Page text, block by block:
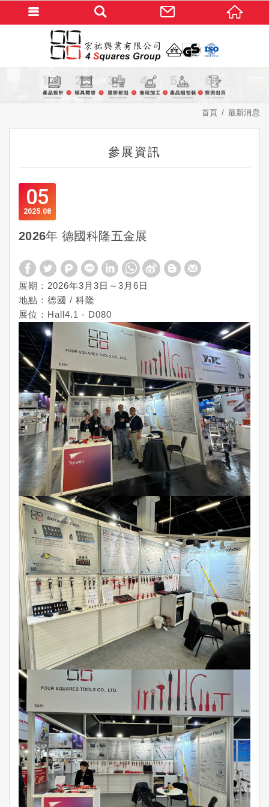
首頁 最新消息
參展資訊
05
08
2025
2026年 德國科隆五金展
展期：2026年3月3日～3月6日
地點：德國 / 科隆
展位：Hall4.1 - D080